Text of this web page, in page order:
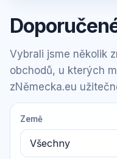
Vybrali jsme několik
obchodů, u kterých
zNěmecka.eu
Země